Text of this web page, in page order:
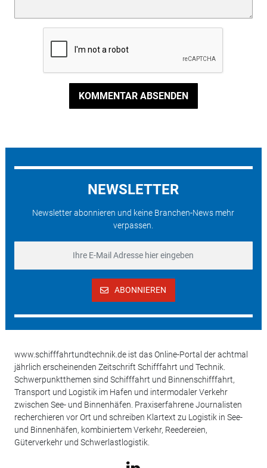
KOMMENTAR ABSENDEN
NEWSLETTER
Newsletter abonnieren und keine Branchen-News mehr
verpassen.
ABONNIEREN
www.schifffahrtundtechnik.de ist das Online-Portal der achtmal
jährlich erscheinenden Zeitschrift Schifffahrt und Technik.
Schwerpunktthemen sind Schifffahrt und Binnenschifffahrt,
Transport und Logistik im Hafen und intermodaler Verkehr
zwischen See- und Binnenhäfen. Praxiserfahrene Journalisten
recherchieren vor Ort und schreiben Klartext zu Logistik in See-
und Binnenhäfen, kombiniertem Verkehr, Reedereien,
Güterverkehr und Schwerlastlogistik.